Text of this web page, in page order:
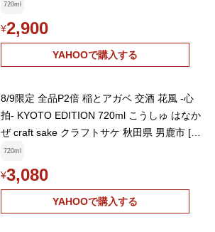
720ml
¥2,900
YAHOOで購入する
8/9限定 全品P2倍 稲とアガベ 交酒 花風 -心
拍- KYOTO EDITION 720ml こうしゅ はなか
ぜ craft sake クラフトサケ 秋田県 男鹿市 [ク
ール配送]
720ml
¥3,080
YAHOOで購入する